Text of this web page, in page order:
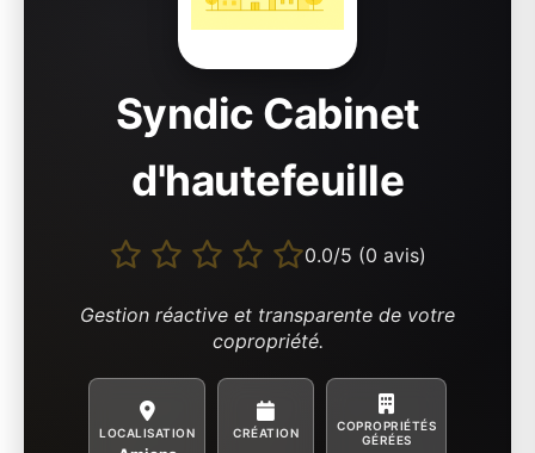
Syndic Cabinet
d'hautefeuille
0.0/5 (0 avis)
Gestion réactive et transparente de votre
copropriété.
LOCALISATION CRÉATION
COPROPRIÉTÉS
GÉRÉES